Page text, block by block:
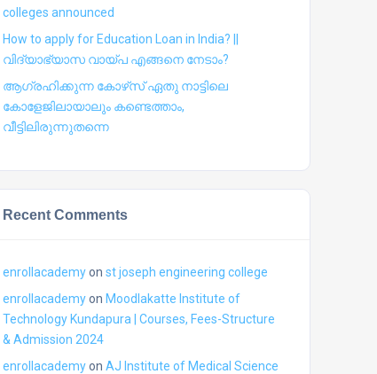
colleges announced
How to apply for Education Loan in India? ||
വിദ്യാഭ്യാസ വായ്പ എങ്ങനെ നേടാം?
ആഗ്രഹിക്കുന്ന കോഴ്‍സ് ഏതു നാട്ടിലെ
കോളേജിലായാലും കണ്ടെത്താം,
വീട്ടിലിരുന്നുതന്നെ
Recent Comments
enrollacademyon st joseph engineering college
enrollacademyon Moodlakatte Institute of
Technology Kundapura | Courses, Fees-Structure
& Admission 2024
enrollacademyon AJ Institute of Medical Science